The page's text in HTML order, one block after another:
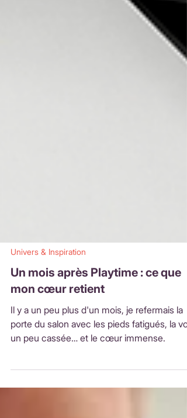
Univers & Inspiration
Un mois après Playtime : ce que
mon cœur retient
Il y a un peu plus d'un mois, je refermais la
porte du salon avec les pieds fatigués, la